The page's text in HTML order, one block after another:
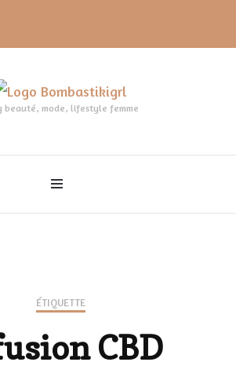
beauté, mode, lifestyle femme
ÉTIQUETTE
CBD